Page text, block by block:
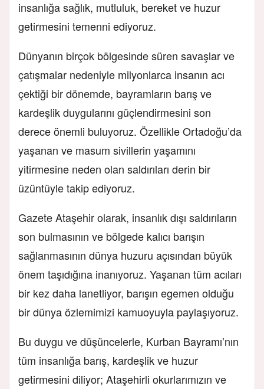
insanlığa sağlık, mutluluk, bereket ve huzur
getirmesini temenni ediyoruz.
Dünyanın birçok bölgesinde süren savaşlar ve
çatışmalar nedeniyle milyonlarca insanın acı
çektiği bir dönemde, bayramların barış ve
kardeşlik duygularını güçlendirmesini son
derece önemli buluyoruz. Özellikle Ortadoğu’da
yaşanan ve masum sivillerin yaşamını
yitirmesine neden olan saldırıları derin bir
üzüntüyle takip ediyoruz.
Gazete Ataşehir olarak, insanlık dışı saldırıların
son bulmasının ve bölgede kalıcı barışın
sağlanmasının dünya huzuru açısından büyük
önem taşıdığına inanıyoruz. Yaşanan tüm acıları
bir kez daha lanetliyor, barışın egemen olduğu
bir dünya özlemimizi kamuoyuyla paylaşıyoruz.
Bu duygu ve düşüncelerle, Kurban Bayramı’nın
tüm insanlığa barış, kardeşlik ve huzur
getirmesini diliyor; Ataşehirli okurlarımızın ve